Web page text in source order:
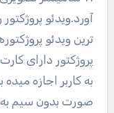
ترین ویدئو
پروژکتور دارای
به کاربر اجازه
صورت بدون سیم به